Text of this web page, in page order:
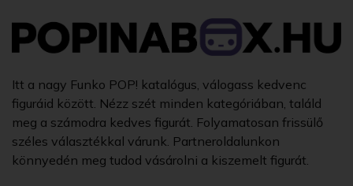
Itt a nagy Funko POP! katalógus, válogass kedvenc
figuráid között. Nézz szét minden kategóriában, találd
meg a számodra kedves figurát. Folyamatosan frissülő
széles választékkal várunk. Partneroldalunkon
könnyedén meg tudod vásárolni a kiszemelt figurát.